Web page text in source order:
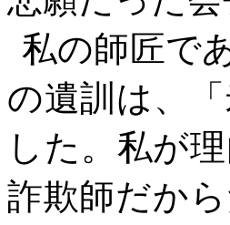
私の師匠で
の遺訓は、
した。私が
詐欺師だか